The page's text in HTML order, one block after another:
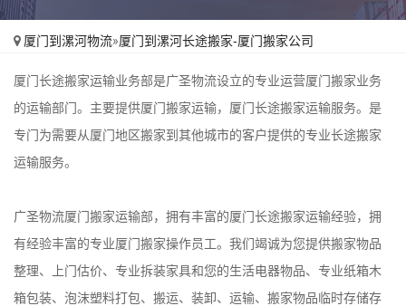
厦门到漯河物流»厦门到漯河长途搬家-厦门搬家公司
厦门长途搬家运输业务部是广圣物流设立的专业运营厦门搬家业务
的运输部门。主要提供厦门搬家运输，厦门长途搬家运输服务。是
专门为需要从厦门地区搬家到其他城市的客户提供的专业长途搬家
运输服务。
广圣物流厦门搬家运输部，拥有丰富的厦门长途搬家运输经验，拥
有经验丰富的专业厦门搬家操作员工。我们竭诚为您提供搬家物品
整理、上门估价、专业拆装家具和您的生活电器物品、专业纸箱木
箱包装、泡沫塑料打包、搬运、装卸、运输、搬家物品临时存储存